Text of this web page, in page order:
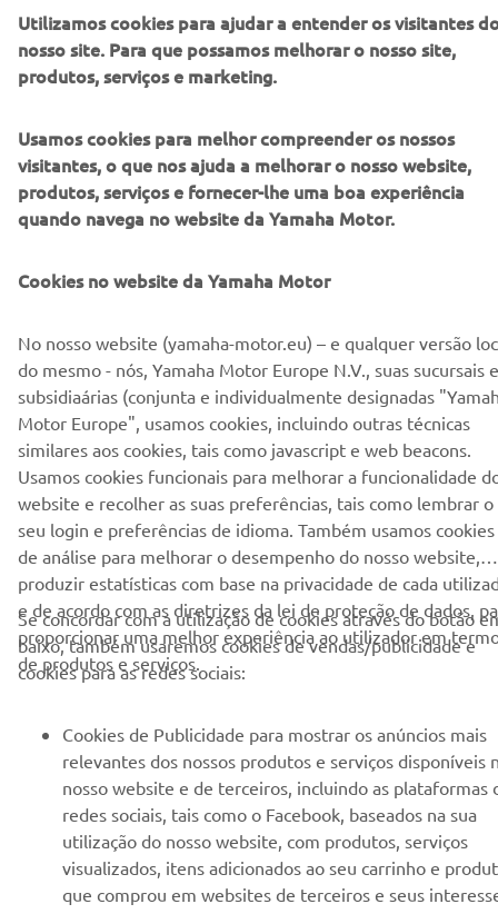
contribui para uma concentração contínua em ambientes
operacionais exigentes.
SABER MAIS SOBRE SISTEMA Y-AMT »
Downloads
EMPRESA
PARA EMPRESAS
MAIS YAMAHA
SERVIÇO E SUPORTE
Seja o primeiro a saber das últimas ofertas, eventos especiais,
novos lançamentos e muito mais
SUBSCREVER
Utilizamos cookies para ajudar a entender os visitantes
nosso site. Para que possamos melhorar o nosso site,
produtos, serviços e marketing.
Usamos cookies para melhor compreender os nossos
visitantes, o que nos ajuda a melhorar o nosso website,
produtos, serviços e fornecer-lhe uma boa experiência
quando navega no website da Yamaha Motor.
Cookies no website da Yamaha Motor
No nosso website (yamaha-motor.eu) – e qualquer versão
do mesmo - nós, Yamaha Motor Europe N.V., suas sucursais e
subsidiaárias (conjunta e individualmente designadas
Motor Europe", usamos cookies, incluindo outras técnicas
similares aos cookies, tais como javascript e web beacons.
Usamos cookies funcionais para melhorar a funcionalidade
website e recolher as suas preferências, tais como lembrar o
seu login e preferências de idioma. Também usamos cookies
de análise para melhorar o desempenho do nosso website,
produzir estatísticas com base na privacidade de cada
e de acordo com as diretrizes da lei de proteção de dados,
proporcionar uma melhor experiência ao utilizador em
de produtos e serviços.
Se concordar com a utilização de cookies através do botão
baixo, também usaremos cookies de vendas/publicidade e
cookies para as redes sociais:
Cookies de Publicidade para mostrar os anúncios mais
relevantes dos nossos produtos e serviços disponíveis
nosso website e de terceiros, incluindo as plataformas
redes sociais, tais como o Facebook, baseados na sua
utilização do nosso website, com produtos, serviços
visualizados, itens adicionados ao seu carrinho e
que comprou em websites de terceiros e seus